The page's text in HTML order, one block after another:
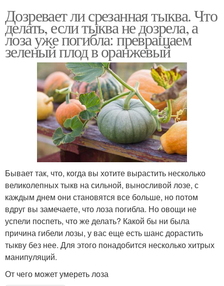
Дозревает ли срезанная тыква. Что
делать, если тыква не дозрела, а
лоза уже погибла: превращаем
зеленый плод в оранжевый
Бывает так, что, когда вы хотите вырастить несколько
великолепных тыкв на сильной, выносливой лозе, с
каждым днем они становятся все больше, но потом
вдруг вы замечаете, что лоза погибла. Но овощи не
успели поспеть, что же делать? Какой бы ни была
причина гибели лозы, у вас еще есть шанс дорастить
тыкву без нее. Для этого понадобится несколько хитрых
манипуляций.
От чего может умереть лоза